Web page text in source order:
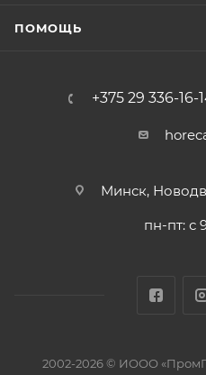
ПОМОЩЬ
+375 29 336-16-
Минск,
пн-пт: с
2002-2026 © ИООО